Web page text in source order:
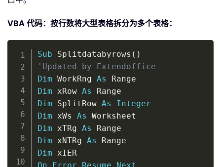
VBA 代码：按行数将大型表格拆分为多个表格：
Sub Splitdatabyrows ( )
'Updated by Extendoffice
Dim WorkRng As
Dim xRow As
Dim SplitRow As
Integer
Dim xWs As
Dim xTRg As
Dim xNTRg As
Dim
On
Error Resume
Next